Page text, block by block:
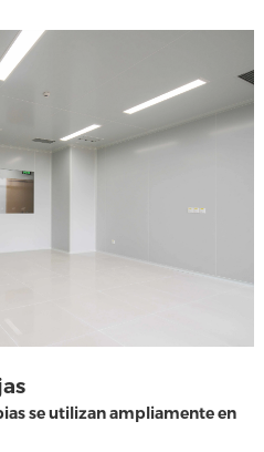
se utilizan ampliamente en